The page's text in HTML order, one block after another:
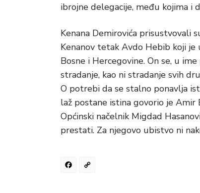
ibrojne delegacije, među kojima i
Kenana Demirovića prisustvovali
Kenanov tetak Avdo Hebib koji
Bosne i Hercegovine. On se, u
stradanje, kao ni stradanje svih
O potrebi da se stalno ponavlja
laž postane istina govorio je Amir
Općinski načelnik Migdad
prestati. Za njegovo ubistvo ni
Facebook